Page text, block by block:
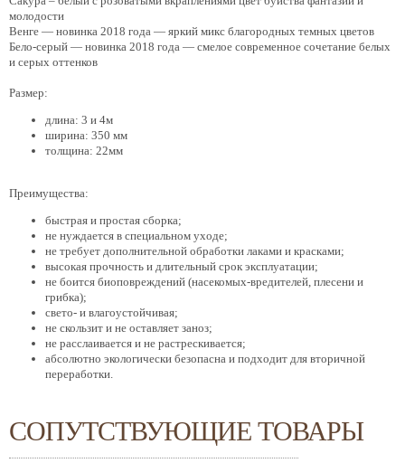
молодости
Венге — новинка 2018 года — яркий микс благородных темных цветов
Бело-серый — новинка 2018 года — смелое современное сочетание белых
и серых оттенков
Размер:
длина: 3 и 4м
ширина: 350 мм
толщина: 22мм
Преимущества:
быстрая и простая сборка;
не нуждается в специальном уходе;
не требует дополнительной обработки лаками и красками;
высокая прочность и длительный срок эксплуатации;
не боится биоповреждений (насекомых-вредителей, плесени и
грибка);
свето- и влагоустойчивая;
не скользит и не оставляет заноз;
не расслаивается и не растрескивается;
абсолютно экологически безопасна и подходит для вторичной
переработки.
СОПУТСТВУЮЩИЕ ТОВАРЫ